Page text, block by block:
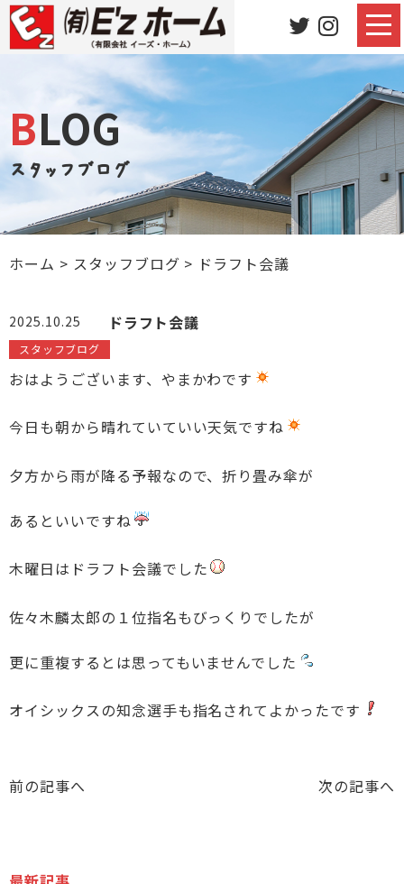
BLOG
スタッフブログ
ホーム > スタッフブログ > ドラフト会議
2025.10.25 ドラフト会議
スタッフブログ
おはようございます、やまかわです
今日も朝から晴れていていい天気ですね
夕方から雨が降る予報なので、折り畳み傘が
あるといいですね
木曜日はドラフト会議でした
佐々木麟太郎の１位指名もびっくりでしたが
更に重複するとは思ってもいませんでした
オイシックスの知念選手も指名されてよかったです
前の記事へ 次の記事へ